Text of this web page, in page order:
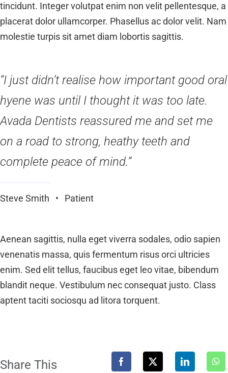
tincidunt. Integer volutpat enim non velit pellentesque, a
placerat dolor ullamcorper. Phasellus ac dolor velit. Nam
molestie turpis sit amet diam lobortis sagittis.
“I just didn’t realise how important good oral
hyene was until I thought it was too late.
Avada Dentists reassured me and set me
on a road to strong, heathy teeth and
complete peace of mind.”
Steve Smith • Patient
Aenean sagittis, nulla eget viverra sodales, odio sapien
venenatis massa, quis fermentum risus orci ultricies
enim. Sed elit tellus, faucibus eget leo vitae, bibendum
blandit neque. Vestibulum nec consequat justo. Class
aptent taciti sociosqu ad litora torquent.
Share This